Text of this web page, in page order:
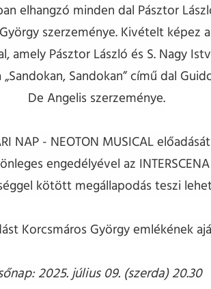
elhangzó minden dal Pásztor
szerzeménye. Kivételt képez
amely Pásztor László és S. Nagy
Sandokan” című dal
De Angelis szerzeménye.
NAP - NEOTON MUSICAL
engedélyével az
kötött megállapodás teszi
Korcsmáros György emlékének
2025. július 09. (szerda) 20.30